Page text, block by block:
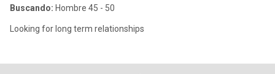
Buscando: Hombre 45 - 50
Looking for long term relationships